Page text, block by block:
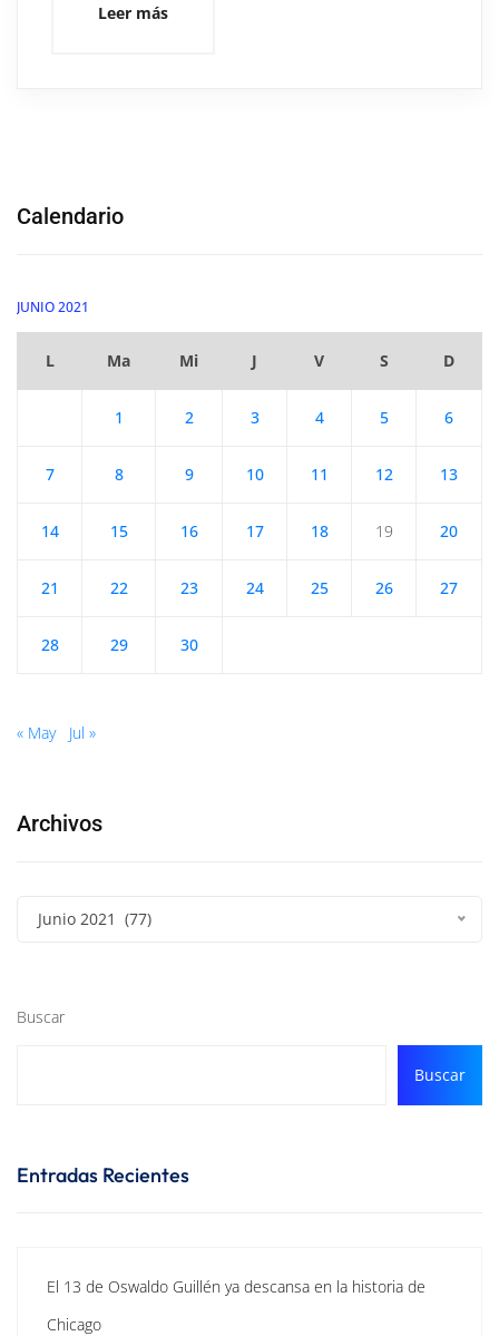
Leer más
Calendario
JUNIO 2021
L Ma Mi J V S D
1 2 3 4 5 6
7 8 9 10 11 12 13
14 15 16 17 18 19 20
21 22 23 24 25 26 27
28 29 30
« May Jul »
Archivos
Junio 2021 (77)
Buscar
Buscar
Entradas Recientes
El 13 de Oswaldo Guillén ya descansa en la historia de
Chicago